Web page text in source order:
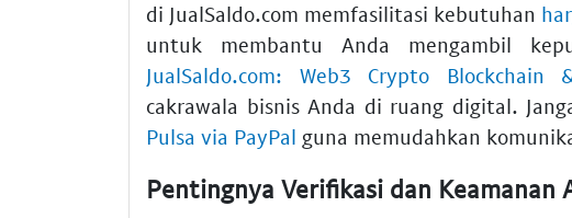
di JualSaldo.com memfasilitasi kebutuhan
untuk membantu Anda mengambil
JualSaldo.com: Web3 Crypto Blockchain
cakrawala bisnis Anda di ruang digital.
Pulsa via PayPal guna memudahkan
Pentingnya Verifikasi dan Keamanan